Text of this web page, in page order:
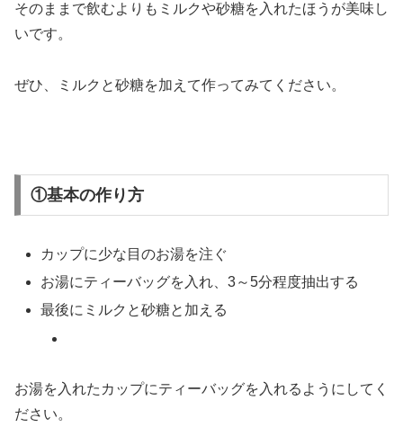
そのままで飲むよりもミルクや砂糖を入れたほうが美味し
いです。
ぜひ、ミルクと砂糖を加えて作ってみてください。
①基本の作り方
カップに少な目のお湯を注ぐ
お湯にティーバッグを入れ、3～5分程度抽出する
最後にミルクと砂糖と加える
お湯を入れたカップにティーバッグを入れるようにしてく
ださい。